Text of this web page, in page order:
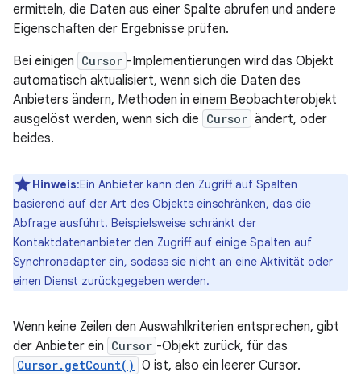
ermitteln, die Daten aus einer Spalte abrufen und andere
Eigenschaften der Ergebnisse prüfen.
Bei einigen Cursor -Implementierungen wird das Objekt
automatisch aktualisiert, wenn sich die Daten des
Anbieters ändern, Methoden in einem Beobachterobjekt
ausgelöst werden, wenn sich die Cursor ändert, oder
beides.
Hinweis:Ein Anbieter kann den Zugriff auf Spalten
basierend auf der Art des Objekts einschränken, das die
Abfrage ausführt. Beispielsweise schränkt der
Kontaktdatenanbieter den Zugriff auf einige Spalten auf
Synchronadapter ein, sodass sie nicht an eine Aktivität oder
einen Dienst zurückgegeben werden.
Wenn keine Zeilen den Auswahlkriterien entsprechen, gibt
der Anbieter ein Cursor -Objekt zurück, für das
Cursor.getCount() 0 ist, also ein leerer Cursor.